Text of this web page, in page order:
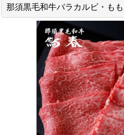
那須黒毛和牛バラカルビ・も